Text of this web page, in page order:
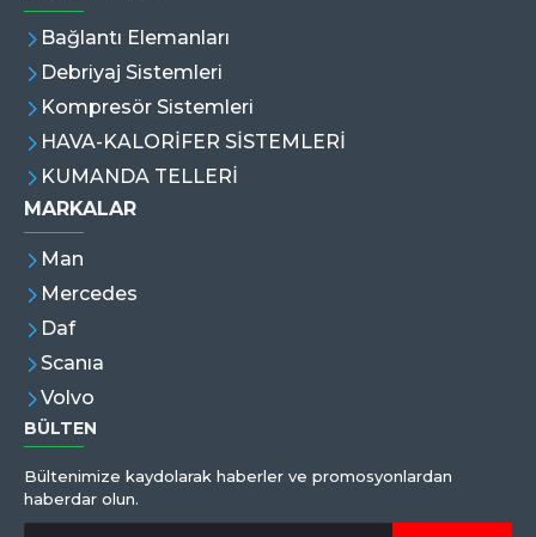
Bağlantı Elemanları
Debriyaj Sistemleri
Kompresör Sistemleri
HAVA-KALORİFER SİSTEMLERİ
KUMANDA TELLERİ
MARKALAR
Man
Mercedes
Daf
Scanıa
Volvo
BÜLTEN
Bültenimize kaydolarak haberler ve promosyonlardan
haberdar olun.